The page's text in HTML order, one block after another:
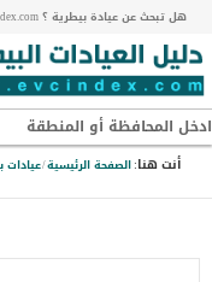
هل تبحث عن عيادة بيطرية ؟ contact@evcindex.com
ادخل المحافظة أو المنطقة
أنت هنا:الصفحة الرئيسية/